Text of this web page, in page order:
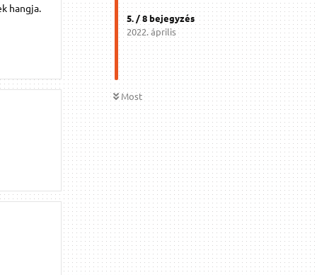
5. /8bejegyzés
2022. április
Most
hangja.